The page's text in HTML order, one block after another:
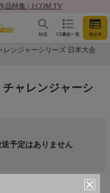
品特集 | J:COM TV
CS番組一覧 番組表
検索
レンジャーシリーズ 日本大会
ャレンジャーシ
予定はありません